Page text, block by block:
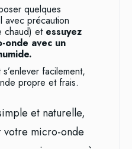
quelques
avec précaution
chaud) et essuyez
onde avec un
facilement,
propre et frais.
et naturelle,
votre micro-onde